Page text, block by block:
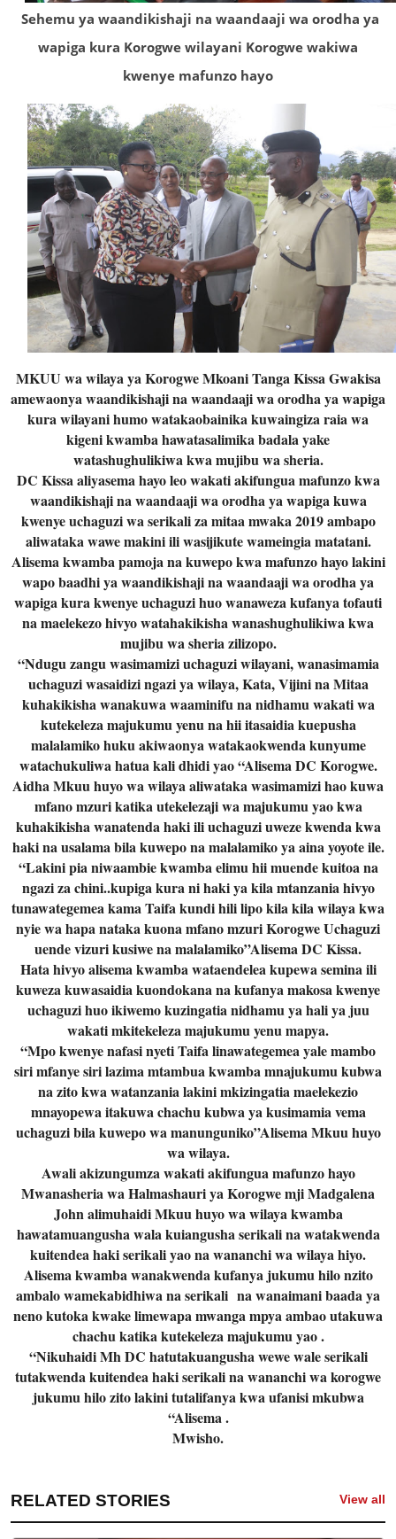
Sehemu ya waandikishaji na waandaaji wa orodha ya
wapiga kura Korogwe wilayani Korogwe wakiwa
kwenye mafunzo hayo
MKUU wa wilaya ya Korogwe Mkoani Tanga Kissa Gwakisa
amewaonya waandikishaji na waandaaji wa orodha ya wapiga
kura wilayani humo watakaobainika kuwaingiza raia wa
kigeni kwamba hawatasalimika badala yake
watashughulikiwa kwa mujibu wa sheria.
DC Kissa aliyasema hayo leo wakati akifungua mafunzo kwa
waandikishaji na waandaaji wa orodha ya wapiga kuwa
kwenye uchaguzi wa serikali za mitaa mwaka 2019 ambapo
aliwataka wawe makini ili wasijikute wameingia matatani.
Alisema kwamba pamoja na kuwepo kwa mafunzo hayo lakini
wapo baadhi ya waandikishaji na waandaaji wa orodha ya
wapiga kura kwenye uchaguzi huo wanaweza kufanya tofauti
na maelekezo hivyo watahakikisha wanashughulikiwa kwa
mujibu wa sheria zilizopo.
“Ndugu zangu wasimamizi uchaguzi wilayani, wanasimamia
uchaguzi wasaidizi ngazi ya wilaya, Kata, Vijini na Mitaa
kuhakikisha wanakuwa waaminifu na nidhamu wakati wa
kutekeleza majukumu yenu na hii itasaidia kuepusha
malalamiko huku akiwaonya watakaokwenda kunyume
watachukuliwa hatua kali dhidi yao “Alisema DC Korogwe.
Aidha Mkuu huyo wa wilaya aliwataka wasimamizi hao kuwa
mfano mzuri katika utekelezaji wa majukumu yao kwa
kuhakikisha wanatenda haki ili uchaguzi uweze kwenda kwa
haki na usalama bila kuwepo na malalamiko ya aina yoyote ile.
“Lakini pia niwaambie kwamba elimu hii muende kuitoa na
ngazi za chini..kupiga kura ni haki ya kila mtanzania hivyo
tunawategemea kama Taifa kundi hili lipo kila kila wilaya kwa
nyie wa hapa nataka kuona mfano mzuri Korogwe Uchaguzi
uende vizuri kusiwe na malalamiko”Alisema DC Kissa.
Hata hivyo alisema kwamba wataendelea kupewa semina ili
kuweza kuwasaidia kuondokana na kufanya makosa kwenye
uchaguzi huo ikiwemo kuzingatia nidhamu ya hali ya juu
wakati mkitekeleza majukumu yenu mapya.
“Mpo kwenye nafasi nyeti Taifa linawategemea yale mambo
siri mfanye siri lazima mtambua kwamba mnajukumu kubwa
na zito kwa watanzania lakini mkizingatia maelekezio
mnayopewa itakuwa chachu kubwa ya kusimamia vema
uchaguzi bila kuwepo wa manunguniko”Alisema Mkuu huyo
wa wilaya.
Awali akizungumza wakati akifungua mafunzo hayo
Mwanasheria wa Halmashauri ya Korogwe mji Madgalena
John alimuhaidi Mkuu huyo wa wilaya kwamba
hawatamuangusha wala kuiangusha serikali na watakwenda
kuitendea haki serikali yao na wananchi wa wilaya hiyo.
Alisema kwamba wanakwenda kufanya jukumu hilo nzito
ambalo wamekabidhiwa na serikali na wanaimani baada ya
neno kutoka kwake limewapa mwanga mpya ambao utakuwa
chachu katika kutekeleza majukumu yao .
“Nikuhaidi Mh DC hatutakuangusha wewe wale serikali
tutakwenda kuitendea haki serikali na wananchi wa korogwe
jukumu hilo zito lakini tutalifanya kwa ufanisi mkubwa
“Alisema .
Mwisho.
RELATED STORIES View all